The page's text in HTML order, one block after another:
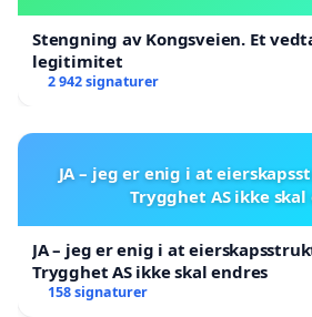
Stengning av Kongsveien. Et
legitimitet
2 942 signaturer
JA – jeg er enig i at
Trygghet AS ikke skal
JA – jeg er enig i at
Trygghet AS ikke skal endres
158 signaturer